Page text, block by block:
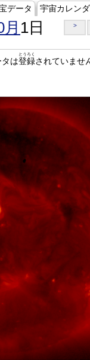
データ 宇宙カレン
1日 >
は登録
とうろく
されていませ